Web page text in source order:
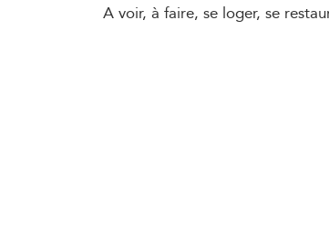
A voir, à faire, se loger, se